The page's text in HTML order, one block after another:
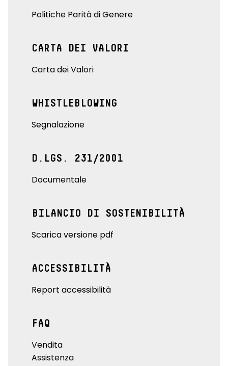
Politiche Parità di Genere
CARTA DEI VALORI
Carta dei Valori
WHISTLEBLOWING
Segnalazione
D.LGS. 231/2001
Documentale
BILANCIO DI SOSTENIBILITÀ
Scarica versione pdf
ACCESSIBILITÀ
Report accessibilità
FAQ
Vendita
Assistenza